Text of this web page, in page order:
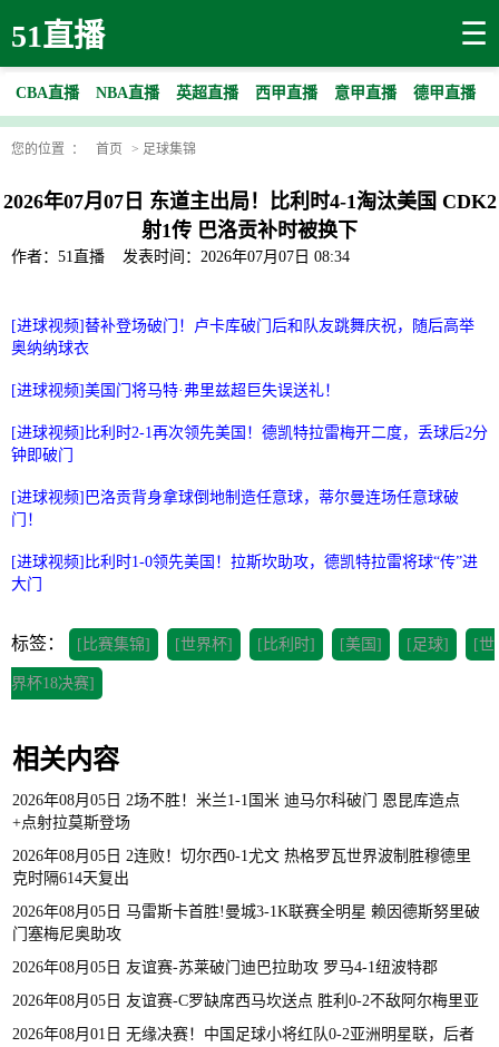
51直播 ☰
CBA直播 NBA直播 英超直播 西甲直播 意甲直播 德甲直播
您的位置 ： 首页 > 足球集锦
2026年07月07日 东道主出局！比利时4-1淘汰美国 CDK2
射1传 巴洛贡补时被换下
作者：51直播 发表时间：2026年07月07日 08:34
[进球视频]替补登场破门！卢卡库破门后和队友跳舞庆祝，随后高举
奥纳纳球衣
[进球视频]美国门将马特·弗里兹超巨失误送礼！
[进球视频]比利时2-1再次领先美国！德凯特拉雷梅开二度，丢球后2分
钟即破门
[进球视频]巴洛贡背身拿球倒地制造任意球，蒂尔曼连场任意球破
门！
[进球视频]比利时1-0领先美国！拉斯坎助攻，德凯特拉雷将球“传”进
大门
标签： [比赛集锦] [世界杯] [比利时] [美国] [足球] [世
界杯18决赛]
相关内容
2026年08月05日 2场不胜！米兰1-1国米 迪马尔科破门 恩昆库造点
+点射拉莫斯登场
2026年08月05日 2连败！切尔西0-1尤文 热格罗瓦世界波制胜穆德里
克时隔614天复出
2026年08月05日 马雷斯卡首胜!曼城3-1K联赛全明星 赖因德斯努里破
门塞梅尼奥助攻
2026年08月05日 友谊赛-苏莱破门迪巴拉助攻 罗马4-1纽波特郡
2026年08月05日 友谊赛-C罗缺席西马坎送点 胜利0-2不敌阿尔梅里亚
2026年08月01日 无缘决赛！中国足球小将红队0-2亚洲明星联，后者